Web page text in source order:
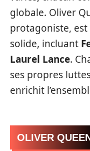
globale. Oliver
protagoniste, est
solide, incluant
Laurel Lance.
ses propres
enrichit
OLIVER